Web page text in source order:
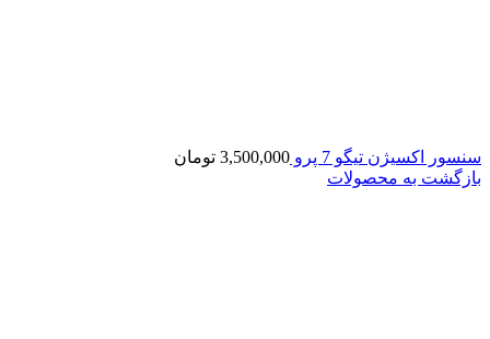
سنسور اکسيژن تیگو 7 پرو 3,500,000 تومان
بازگشت به محصولات